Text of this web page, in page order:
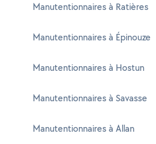
Manutentionnaires à Ratières
Manutentionnaires à Épinouze
Manutentionnaires à Hostun
Manutentionnaires à Savasse
Manutentionnaires à Allan